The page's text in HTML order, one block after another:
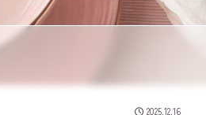
2025.12.16